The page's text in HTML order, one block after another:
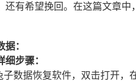
还有希望挽回。在这篇文章
：
步骤：
数据恢复软件，双击打开，